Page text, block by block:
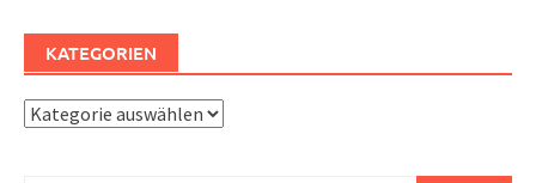
KATEGORIEN
Kategorien